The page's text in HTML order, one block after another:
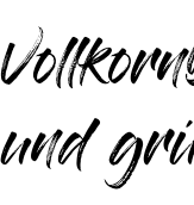
und